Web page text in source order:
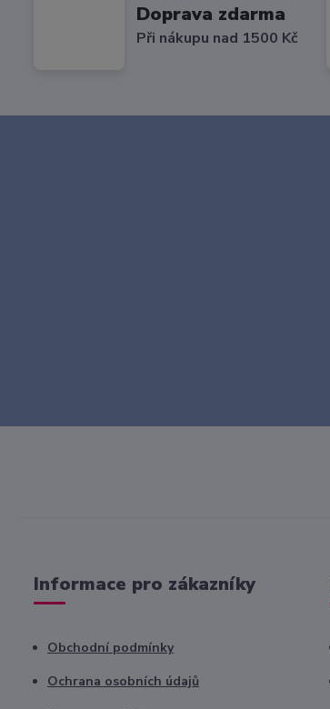
Doprava zdarma
Při nákupu nad 1500 Kč
Informace pro zákazníky
Obchodní podmínky
Ochrana osobních údajů